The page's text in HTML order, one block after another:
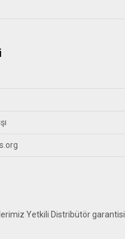
Yetkili Distribütör garantisi